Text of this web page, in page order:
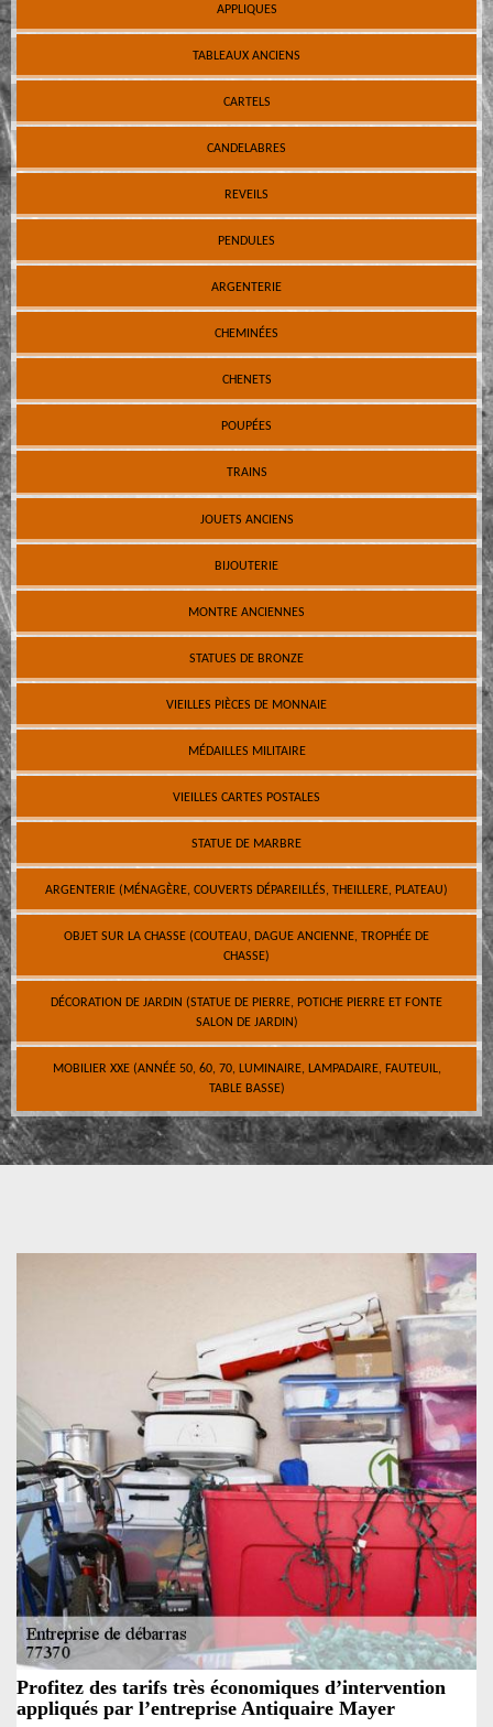
APPLIQUES
TABLEAUX ANCIENS
CARTELS
CANDELABRES
REVEILS
PENDULES
ARGENTERIE
CHEMINÉES
CHENETS
POUPÉES
TRAINS
JOUETS ANCIENS
BIJOUTERIE
MONTRE ANCIENNES
STATUES DE BRONZE
VIEILLES PIÈCES DE MONNAIE
MÉDAILLES MILITAIRE
VIEILLES CARTES POSTALES
STATUE DE MARBRE
ARGENTERIE (MÉNAGÈRE, COUVERTS DÉPAREILLÉS, THEILLERE, PLATEAU)
OBJET SUR LA CHASSE (COUTEAU, DAGUE ANCIENNE, TROPHÉE DE
CHASSE)
DÉCORATION DE JARDIN (STATUE DE PIERRE, POTICHE PIERRE ET FONTE
SALON DE JARDIN)
MOBILIER XXE (ANNÉE 50, 60, 70, LUMINAIRE, LAMPADAIRE, FAUTEUIL,
TABLE BASSE)
Profitez des tarifs très économiques d’intervention
appliqués par l’entreprise Antiquaire Mayer